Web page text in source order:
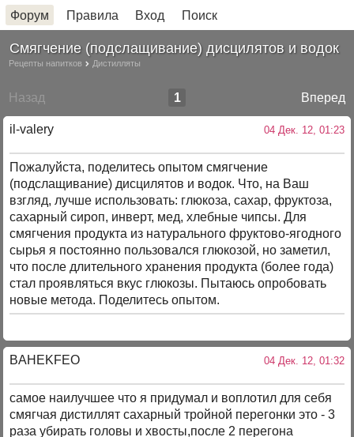
Форум Правила Вход Поиск
Смягчение (подслащивание) дисцилятов и водок
Рецепты напитков Дистилляты
Назад Вперед
1
il-valery 04 Дек. 12, 01:23
Пожалуйста, поделитесь опытом смягчение
(подслащивание) дисцилятов и водок. Что, на Ваш
взгляд, лучше использовать: глюкоза, сахар, фруктоза,
сахарный сироп, инверт, мед, хлебные чипсы. Для
смягчения продукта из натурального фруктово-ягодного
сырья я постоянно пользовался глюкозой, но заметил,
что после длительного хранения продукта (более года)
стал проявляться вкус глюкозы. Пытаюсь опробовать
новые метода. Поделитесь опытом.
BAHEKFEO 04 Дек. 12, 01:32
самое наилучшее что я придумал и воплотил для себя
смягчая дистиллят сахарный тройной перегонки это - 3
раза убирать головы и хвосты,после 2 перегона